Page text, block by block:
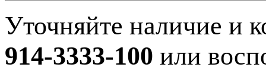
Уточняйте наличие и
914-3333-100 или